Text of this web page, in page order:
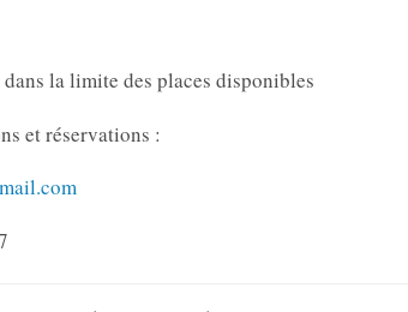
la limite des places disponibles
et réservations :